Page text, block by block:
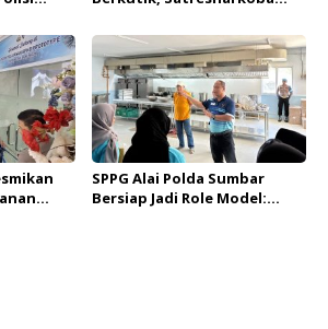
Paket Sabu di Saku Celana
SPPG Alai Polda Sumbar
Bersiap Jadi Role Model: